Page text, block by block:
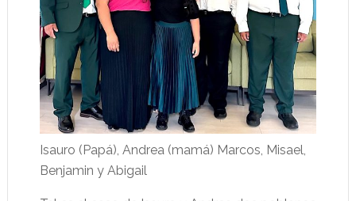
Isauro (Papá), Andrea (mamá) Marcos, Misael,
Benjamin y Abigail